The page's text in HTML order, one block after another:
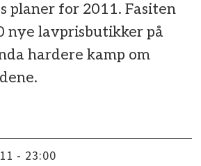
planer for 2011. Fasiten
nye lavprisbutikker på
hardere kamp om
- 23:00